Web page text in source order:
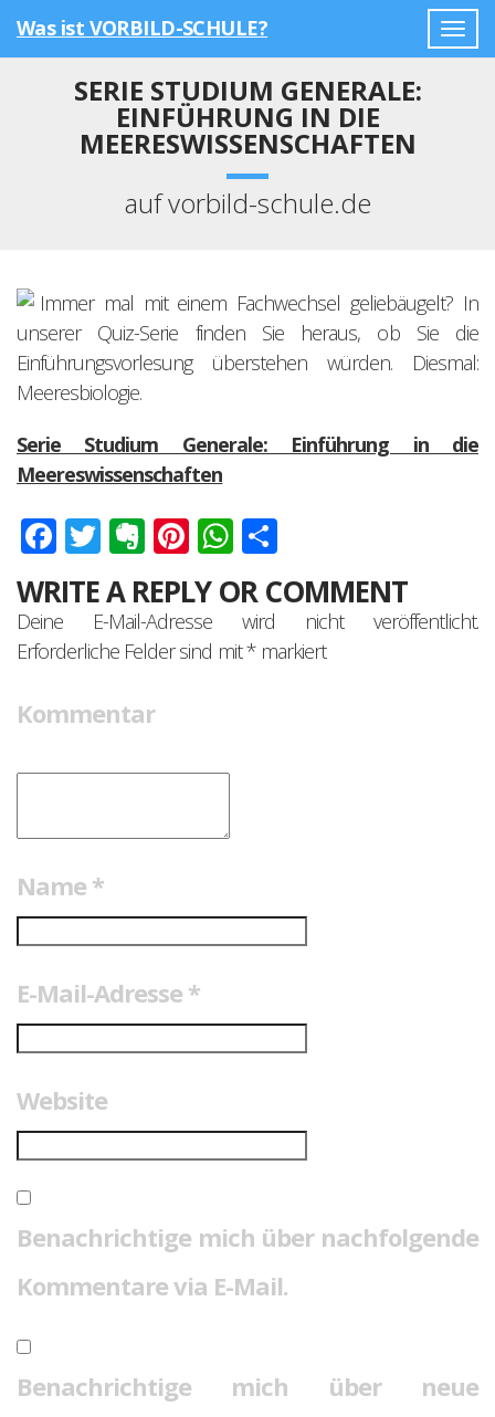
Was ist VORBILD-SCHULE?
SERIE STUDIUM GENERALE:
EINFÜHRUNG IN DIE
MEERESWISSENSCHAFTEN
auf vorbild-schule.de
Immer mal mit einem Fachwechsel geliebäugelt? In
unserer Quiz-Serie finden Sie heraus, ob Sie die
Einführungsvorlesung überstehen würden. Diesmal:
Meeresbiologie.
Serie Studium Generale: Einführung in die
Meereswissenschaften
Facebook
Twitter
Evernote
Pinterest
WhatsApp
WRITE A REPLY OR COMMENT
Deine E-Mail-Adresse wird nicht veröffentlicht.
Erforderliche Felder sind mit*markiert
Kommentar
Name *
E-Mail-Adresse *
Website
Benachrichtige mich über nachfolgende
Kommentare via E-Mail.
Benachrichtige mich über neue